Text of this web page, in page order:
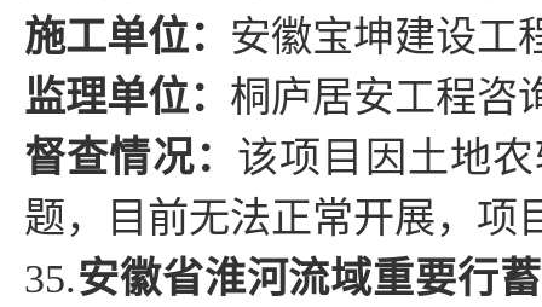
施工单位： 安徽宝坤建设工
监理单位： 桐庐居安工程咨
督查情况： 该项目因土地
题，目前无法正常开展，项
35.安徽省淮河流域重要行